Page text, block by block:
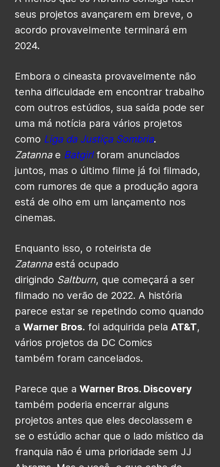
seus projetos avançarem em breve, o
acordo provavelmente terminará em
2024.
Embora o cineasta provavelmente não
tenha dificuldade em encontrar trabalho
com outros estúdios, sua saída pode ser
uma má notícia para vários projetos
como Liga da Justiça Sombria.
Zatannae Batgirlforam anunciados
juntos, mas o último filme já foi filmado,
com rumores de que a produção agora
está de olho em um lançamento nos
cinemas.
Enquanto isso, o roteirista de
Zatannaestá ocupado
dirigindo Saltburn, que começará a ser
filmado no verão de 2022. A história
parece estar se repetindo como quando
a Warner Bros. foi adquirida pela AT&T,
vários projetos da DC Comics
também foram cancelados.
Parece que a Warner Bros. Discovery
também poderia encerrar alguns
projetos antes que eles decolassem e
se o estúdio achar que o lado místico da
franquia não é uma prioridade sem JJ